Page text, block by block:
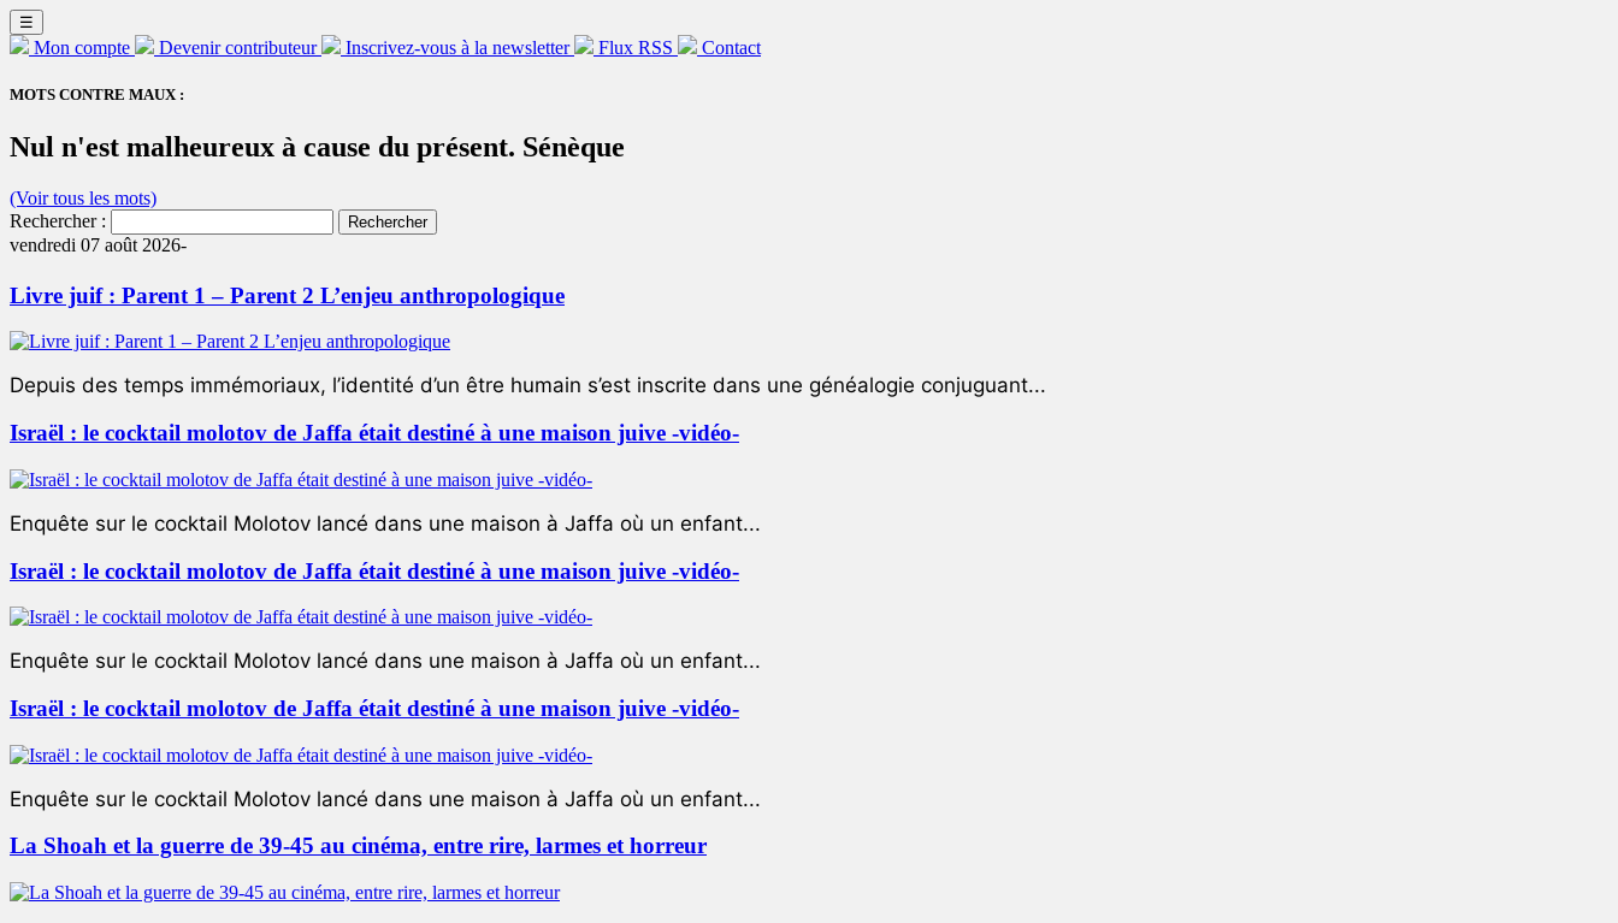
☰
Mon compte Devenir contributeur Inscrivez-vous à la newsletter Flux RSS Contact
MOTS CONTRE MAUX :
Nul n'est malheureux à cause du présent. Sénèque
(Voir tous les mots)
Rechercher :
vendredi 07 août 2026-
Livre juif : Parent 1 – Parent 2 L’enjeu anthropologique
Depuis des temps immémoriaux, l’identité d’un être humain s’est inscrite dans une généalogie conjuguant...
Israël : le cocktail molotov de Jaffa était destiné à une maison juive -vidéo-
Enquête sur le cocktail Molotov lancé dans une maison à Jaffa où un enfant...
Israël : le cocktail molotov de Jaffa était destiné à une maison juive -vidéo-
Enquête sur le cocktail Molotov lancé dans une maison à Jaffa où un enfant...
Israël : le cocktail molotov de Jaffa était destiné à une maison juive -vidéo-
Enquête sur le cocktail Molotov lancé dans une maison à Jaffa où un enfant...
La Shoah et la guerre de 39-45 au cinéma, entre rire, larmes et horreur